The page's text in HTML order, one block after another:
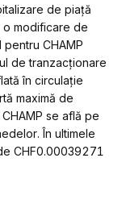
de piață
modificare de
CHAMP
de tranzacționare
în circulație
maximă de
se află pe
În ultimele
CHF0.00039271